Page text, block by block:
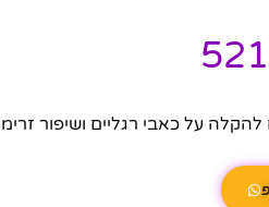
טכנולוגי מתקדם להקלה על כאבי רגליים